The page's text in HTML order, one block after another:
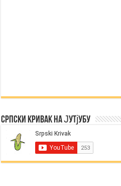
Српски Кривак на Јутјубу